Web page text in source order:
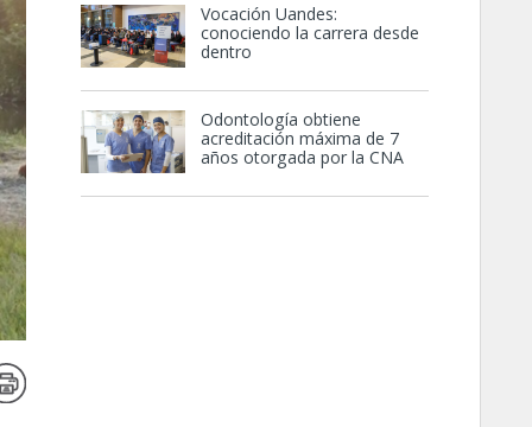
Vocación Uandes:
conociendo la carrera desde
dentro
Odontología obtiene
acreditación máxima de 7
años otorgada por la CNA